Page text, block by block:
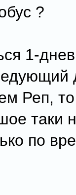
?
1-
Реп, то
таки
по